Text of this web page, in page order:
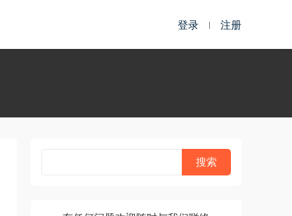
登录 注册